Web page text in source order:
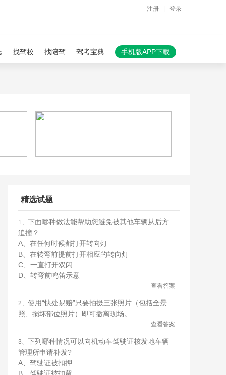
注册 登录
找驾校 找陪驾 驾考宝典 手机版APP下载
精选试题
1、 下面哪种做法能帮助您避免被其他车辆从后方
追撞？
A、在任何时候都打开转向灯
B、在转弯前提前打开相应的转向灯
C、一直打开双闪
D、转弯前鸣笛示意
查看答案
2、 使用“快处易赔”只要拍摄三张照片（包括全景
照、损坏部位照片）即可撤离现场。
查看答案
3、 下列哪种情况可以向机动车驾驶证核发地车辆
管理所申请补发?
A、驾驶证被扣押